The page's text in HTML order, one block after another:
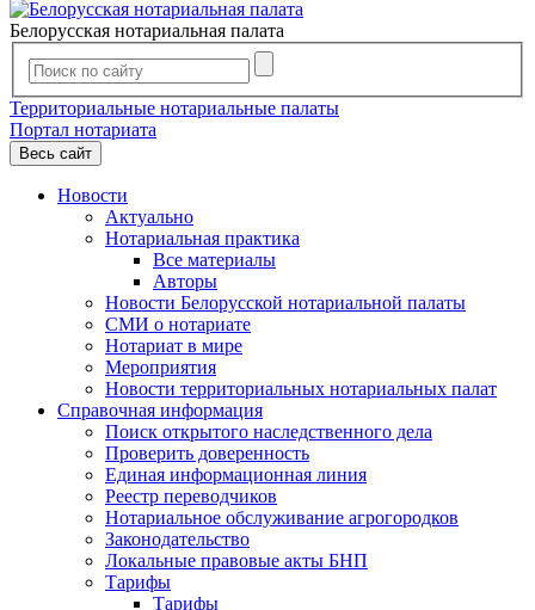
Белорусская нотариальная палата
Территориальные нотариальные палаты
Портал нотариата
Весь сайт
Новости
Актуально
Нотариальная практика
Все материалы
Авторы
Новости Белорусской нотариальной палаты
СМИ о нотариате
Нотариат в мире
Мероприятия
Новости территориальных нотариальных палат
Справочная информация
Поиск открытого наследственного дела
Проверить доверенность
Единая информационная линия
Реестр переводчиков
Нотариальное обслуживание агрогородков
Законодательство
Локальные правовые акты БНП
Тарифы
Тарифы